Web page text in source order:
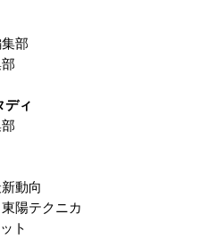
部
ディ
動向
陽テクニカ
ト